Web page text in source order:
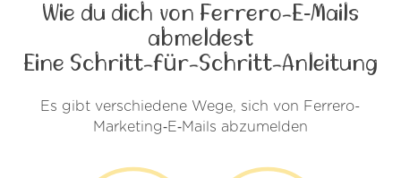
Wie du dich von Ferrero-E‑Mails
abmeldest
Eine Schritt-für-Schritt-Anleitung
Es gibt verschiedene Wege, sich von Ferrero-
Marketing‑E‑Mails abzumelden